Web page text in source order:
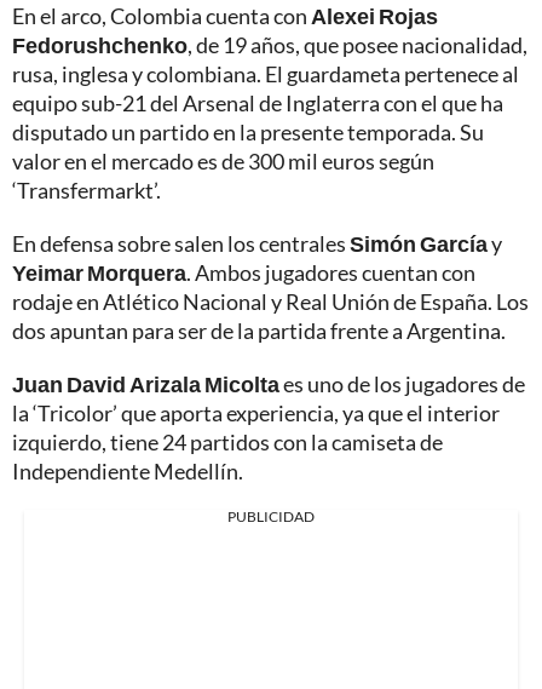
En el arco, Colombia cuenta con Alexei Rojas
Fedorushchenko, de 19 años, que posee nacionalidad,
rusa, inglesa y colombiana. El guardameta pertenece al
equipo sub-21 del Arsenal de Inglaterra con el que ha
disputado un partido en la presente temporada. Su
valor en el mercado es de 300 mil euros según
‘Transfermarkt’.
En defensa sobre salen los centralesSimón Garcíay
Yeimar Morquera. Ambos jugadores cuentan con
rodaje en Atlético Nacional y Real Unión de España. Los
dos apuntan para ser de la partida frente a Argentina.
Juan David Arizala Micoltaes uno de los jugadores de
la ‘Tricolor’ que aporta experiencia, ya que el interior
izquierdo, tiene 24 partidos con la camiseta de
Independiente Medellín.
PUBLICIDAD